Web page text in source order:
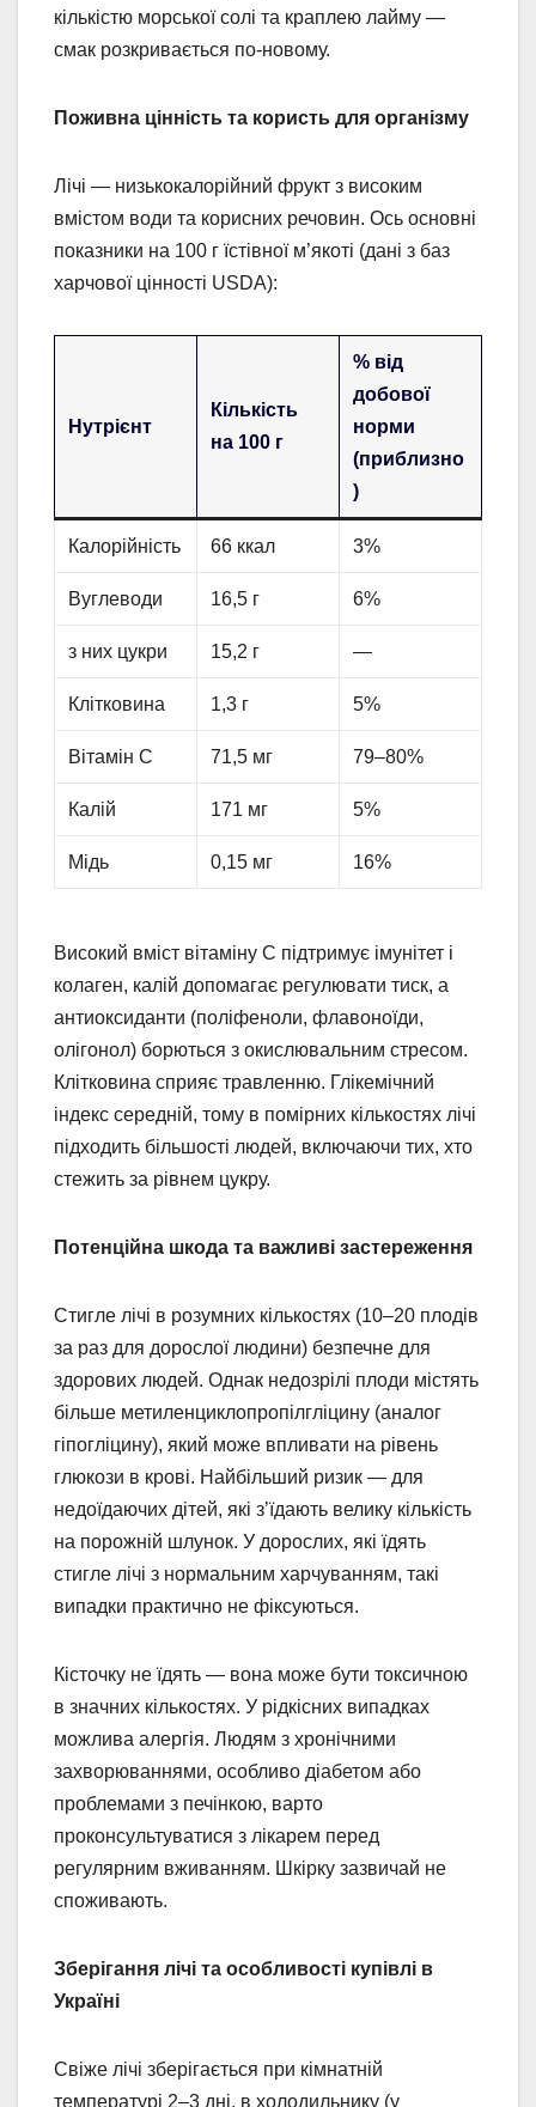
кількістю морської солі та краплею лайму —
смак розкривається по-новому.
Поживна цінність та користь для організму
Лічі — низькокалорійний фрукт з високим
вмістом води та корисних речовин. Ось основні
показники на 100 г їстівної м’якоті (дані з баз
харчової цінності USDA):
Нутрієнт
Кількість
на 100 г
% від
добової
норми
(приблизно
)
Калорійність 66 ккал 3%
Вуглеводи 16,5 г 6%
з них цукри 15,2 г —
Клітковина 1,3 г 5%
Вітамін C 71,5 мг 79–80%
Калій 171 мг 5%
Мідь 0,15 мг 16%
Високий вміст вітаміну C підтримує імунітет і
колаген, калій допомагає регулювати тиск, а
антиоксиданти (поліфеноли, флавоноїди,
олігонол) борються з окислювальним стресом.
Клітковина сприяє травленню. Глікемічний
індекс середній, тому в помірних кількостях лічі
підходить більшості людей, включаючи тих, хто
стежить за рівнем цукру.
Потенційна шкода та важливі застереження
Стигле лічі в розумних кількостях (10–20 плодів
за раз для дорослої людини) безпечне для
здорових людей. Однак недозрілі плоди містять
більше метиленциклопропілгліцину (аналог
гіпогліцину), який може впливати на рівень
глюкози в крові. Найбільший ризик — для
недоїдаючих дітей, які з’їдають велику кількість
на порожній шлунок. У дорослих, які їдять
стигле лічі з нормальним харчуванням, такі
випадки практично не фіксуються.
Кісточку не їдять — вона може бути токсичною
в значних кількостях. У рідкісних випадках
можлива алергія. Людям з хронічними
захворюваннями, особливо діабетом або
проблемами з печінкою, варто
проконсультуватися з лікарем перед
регулярним вживанням. Шкірку зазвичай не
споживають.
Зберігання лічі та особливості купівлі в
Україні
Свіже лічі зберігається при кімнатній
температурі 2–3 дні, в холодильнику (у